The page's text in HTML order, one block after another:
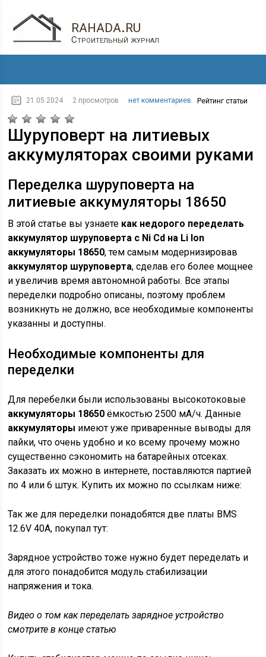
rahada.ru
Строительный журнал
21.05.2024 2 просмотров нет комментариев Рейтинг статьи
Шуруповерт на литиевых
аккумуляторах своими руками
Переделка шуруповерта на
литиевые аккумуляторы 18650
В этой статье вы узнаете как недорого переделать
аккумулятор шуруповерта с Ni Cd на Li Ion
аккумуляторы 18650, тем самым модернизировав
аккумулятор шуруповерта, сделав его более мощнее
и увеличив время автономной работы. Все этапы
переделки подробно описаны, поэтому проблем
возникнуть не должно, все необходимые компоненты
указанны и доступны.
Необходимые компоненты для
переделки
Для перебелки были использованы высокотоковые
аккумуляторы 18650 ёмкостью 2500 мА/ч. Данные
аккумуляторы имеют уже приваренные выводы для
пайки, что очень удобно и ко всему прочему можно
существенно сэкономить на батарейных отсеках.
Заказать их можно в интернете, поставляются партией
по 4 или 6 штук. Купить их можно по ссылкам ниже:
Так же для переделки понадобятся две платы BMS
12.6V 40A, покупал тут:
Зарядное устройство тоже нужно будет переделать и
для этого понадобится модуль стабилизации
напряжения и тока.
Видео о том как переделать зарядное устройство
смотрите в конце статью